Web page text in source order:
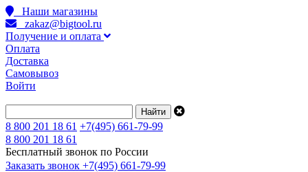
Наши магазины
zakaz@bigtool.ru
Получение и оплата
Оплата
Доставка
Самовывоз
Войти
8 800 201 18 61 +7(495) 661-79-99
8 800 201 18 61
Бесплатный звонок по России
Заказать звонок +7(495) 661-79-99